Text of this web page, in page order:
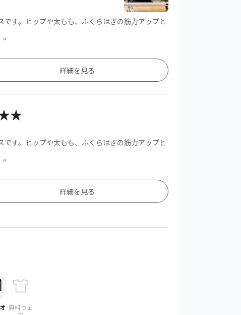
す。ヒップや太もも、ふくらはぎの筋力アップと
"
詳細を見る
★★
す。ヒップや太もも、ふくらはぎの筋力アップと
"
詳細を見る
無料ウェ